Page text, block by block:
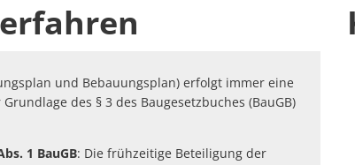
und Bebauungsplan) erfolgt immer eine
des § 3 des Baugesetzbuches (BauGB)
1 BauGB: Die frühzeitige Beteiligung der